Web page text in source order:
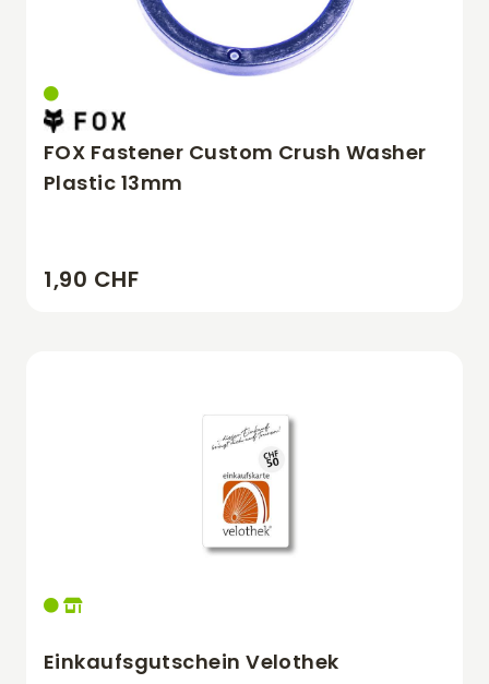
FOX Fastener Custom Crush Washer
Plastic 13mm
1,90 CHF
Einkaufsgutschein Velothek